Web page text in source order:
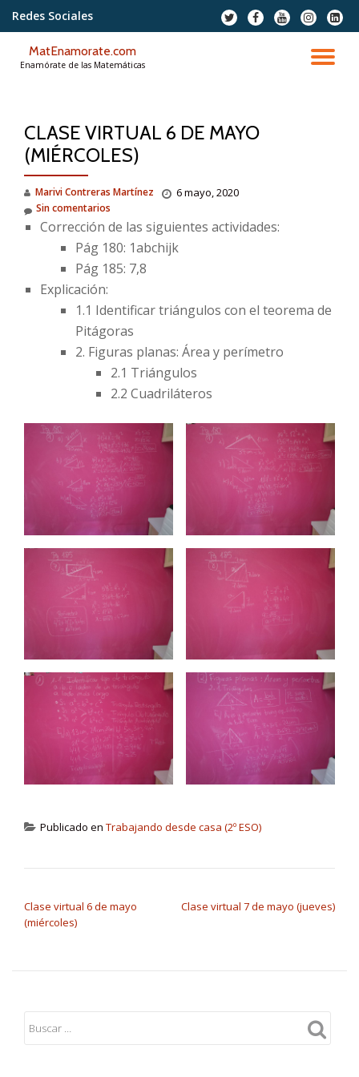
contenido
Redes Sociales
fa-
twitter
fa-
facebook
fa-
youtube
fa-
instagram
fa-
MatEnamorate.com
Enamórate de las Matemáticas
CLASE VIRTUAL 6 DE MAYO
(MIÉRCOLES)
Marivi Contreras Martínez 6 mayo, 2020
Sin comentarios
Corrección de las siguientes actividades:
Pág 180: 1abchijk
Pág 185: 7,8
Explicación:
1.1 Identificar triángulos con el teorema de
Pitágoras
2. Figuras planas: Área y perímetro
2.1 Triángulos
2.2 Cuadriláteros
Publicado en Trabajando desde casa (2º ESO)
Clase virtual 6 de mayo
(miércoles)
Clase virtual 7 de mayo (jueves)